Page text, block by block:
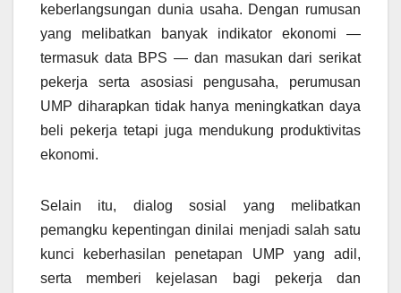
keberlangsungan dunia usaha. Dengan rumusan
yang melibatkan banyak indikator ekonomi —
termasuk data BPS — dan masukan dari serikat
pekerja serta asosiasi pengusaha, perumusan
UMP diharapkan tidak hanya meningkatkan daya
beli pekerja tetapi juga mendukung produktivitas
ekonomi.
Selain itu, dialog sosial yang melibatkan
pemangku kepentingan dinilai menjadi salah satu
kunci keberhasilan penetapan UMP yang adil,
serta memberi kejelasan bagi pekerja dan